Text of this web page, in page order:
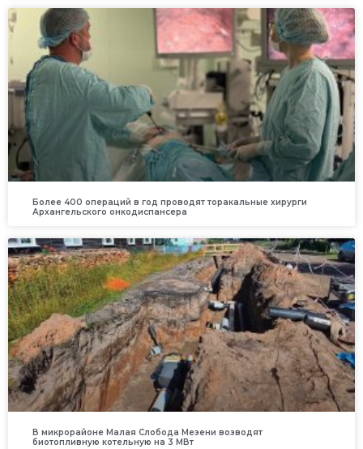
Более 400 операций в год проводят торакальные хирурги
Архангельского онкодиспансера
В микрорайоне Малая Слобода Мезени возводят
биотопливную котельную на 3 МВт